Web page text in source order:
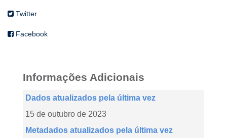
Twitter
Facebook
Informações Adicionais
Dados atualizados pela última vez
15 de outubro de 2023
Metadados atualizados pela última vez